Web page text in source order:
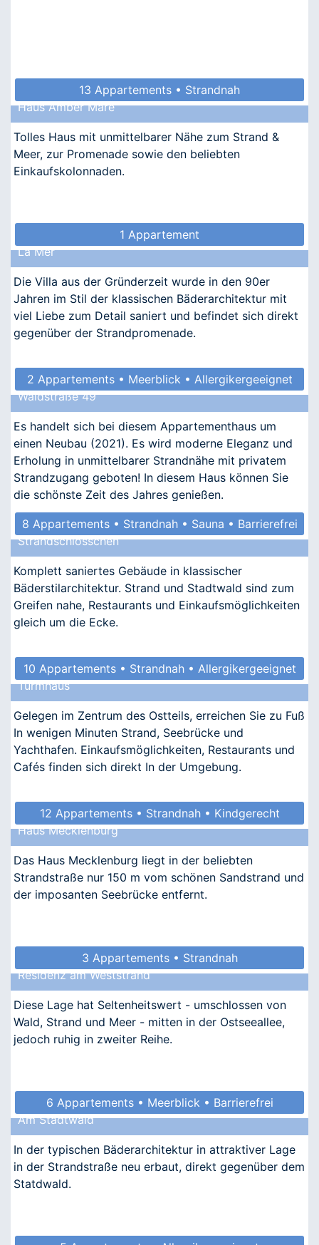
13 Appartements • Strandnah
Haus Amber Mare
Tolles Haus mit unmittelbarer Nähe zum Strand &
Meer, zur Promenade sowie den beliebten
Einkaufskolonnaden.
1 Appartement
La Mer
Die Villa aus der Gründerzeit wurde in den 90er
Jahren im Stil der klassischen Bäderarchitektur mit
viel Liebe zum Detail saniert und befindet sich direkt
gegenüber der Strandpromenade.
2 Appartements • Meerblick • Allergikergeeignet
Waldstraße 49
Es handelt sich bei diesem Appartementhaus um
einen Neubau (2021). Es wird moderne Eleganz und
Erholung in unmittelbarer Strandnähe mit privatem
Strandzugang geboten! In diesem Haus können Sie
die schönste Zeit des Jahres genießen.
8 Appartements • Strandnah • Sauna • Barrierefrei
Strandschlösschen
Komplett saniertes Gebäude in klassischer
Bäderstilarchitektur. Strand und Stadtwald sind zum
Greifen nahe, Restaurants und Einkaufsmöglichkeiten
gleich um die Ecke.
10 Appartements • Strandnah • Allergikergeeignet
Turmhaus
Gelegen im Zentrum des Ostteils, erreichen Sie zu Fuß
In wenigen Minuten Strand, Seebrücke und
Yachthafen. Einkaufsmöglichkeiten, Restaurants und
Cafés finden sich direkt In der Umgebung.
12 Appartements • Strandnah • Kindgerecht
Haus Mecklenburg
Das Haus Mecklenburg liegt in der beliebten
Strandstraße nur 150 m vom schönen Sandstrand und
der imposanten Seebrücke entfernt.
3 Appartements • Strandnah
Residenz am Weststrand
Diese Lage hat Seltenheitswert - umschlossen von
Wald, Strand und Meer - mitten in der Ostseeallee,
jedoch ruhig in zweiter Reihe.
6 Appartements • Meerblick • Barrierefrei
Am Stadtwald
In der typischen Bäderarchitektur in attraktiver Lage
in der Strandstraße neu erbaut, direkt gegenüber dem
Statdwald.